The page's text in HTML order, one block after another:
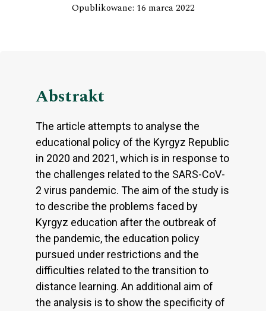
Opublikowane: 16 marca 2022
Abstrakt
The article attempts to analyse the
educational policy of the Kyrgyz Republic
in 2020 and 2021, which is in response to
the challenges related to the SARS-CoV-
2 virus pandemic. The aim of the study is
to describe the problems faced by
Kyrgyz education after the outbreak of
the pandemic, the education policy
pursued under restrictions and the
difficulties related to the transition to
distance learning. An additional aim of
the analysis is to show the specificity of